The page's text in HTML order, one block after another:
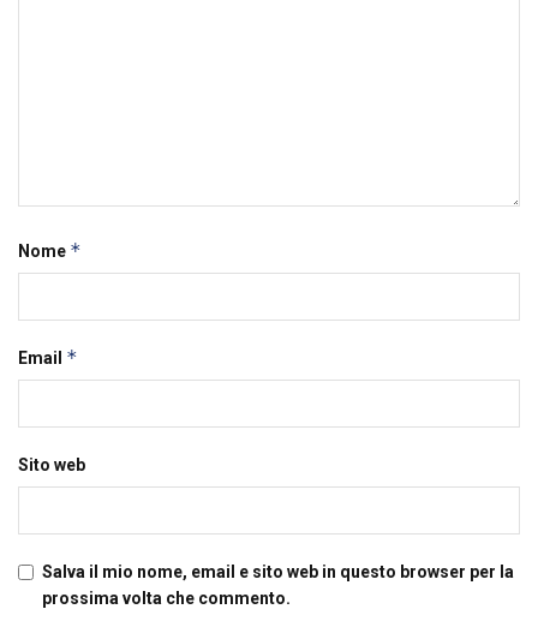
Nome *
Email *
Sito web
Salva il mio nome, email e sito web in questo browser per la
prossima volta che commento.